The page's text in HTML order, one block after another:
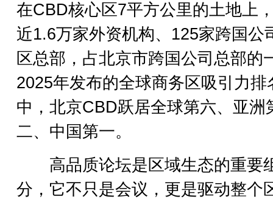
在CBD核心区7平方公里的土地上
近1.6万家外资机构、125家跨国公
区总部，占北京市跨国公司总部的
2025年发布的全球商务区吸引力排
中，北京CBD跃居全球第六、亚洲
二、中国第一。
高品质论坛是区域生态的重要
分，它不只是会议，更是驱动整个